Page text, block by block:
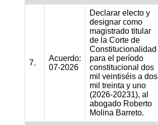
7.
Acuerdo:
07-2026
Declarar electo y
designar como
magistrado titular
de la Corte de
Constitucionalidad
para el período
constitucional dos
mil veintiséis a dos
mil treinta y uno
(2026-20231), al
abogado Roberto
Molina Barreto.